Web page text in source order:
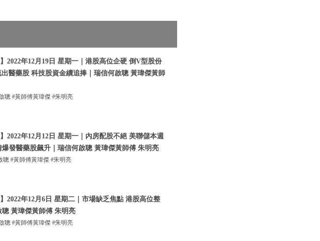
】2022年12月19日 星期一｜港股高位企硬 倒V型股份
出醫藥股 科技股資金續追捧｜瑞信何啟聰 黃瑋傑黃師
聰 #黃師傅黃瑋傑 #朱明亮
】2022年12月12日 星期一｜內房配股不絕 美聯儲本週
爆發醫藥股飆升｜瑞信何啟聰 黃瑋傑黃師傅 朱明亮
聰 #黃師傅黃瑋傑 #朱明亮
】2022年12月6日 星期二｜市場缺乏焦點 港股高位整
聰 黃瑋傑黃師傅 朱明亮
聰 #黃師傅黃瑋傑 #朱明亮